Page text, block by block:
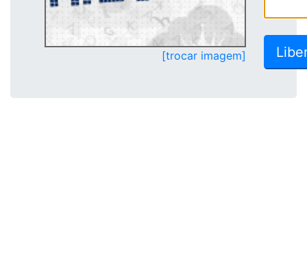
[trocar imagem]